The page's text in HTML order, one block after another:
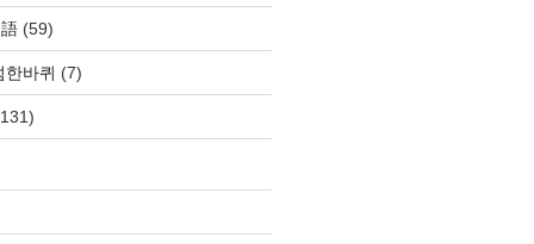
(59)
한바퀴 (7)